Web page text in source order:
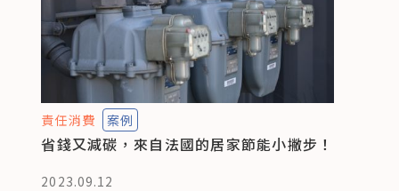
責任消費 案例
省錢又減碳，來自法國的居家節能小撇步！
2023.09.12